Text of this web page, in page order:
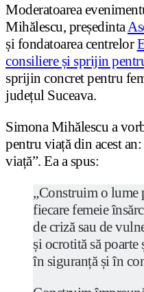
Moderatoarea
Mihălescu, președinta
și fondatoarea centrelor
consiliere și sprijin
sprijin concret pentru
județul Suceava.
Simona Mihălescu a
pentru viață din acest
viață”. Ea a spus:
„Construim o lume
fiecare femeie
de criză sau de
și ocrotită să poarte
în siguranță și în